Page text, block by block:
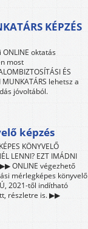
KÉPZÉS
ONLINE oktatás
most
ÉS
MUNKATÁRS lehetsz a
jóvoltából.
képzés
KÖNYVELŐ
LENNI? EZT IMÁDNI
ONLINE végezhető
mérlegképes könyvelő
2021-től indítható
részletre is. ▶▶